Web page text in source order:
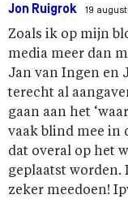
Jon Ruigrok 19
Zoals ik op mijn
media meer dan
Jan van Ingen en
terecht al
gaan aan het
vaak blind mee in
dat overal op het
geplaatst worden.
zeker meedoen!